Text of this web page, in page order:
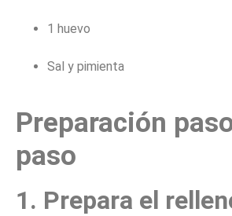
1 huevo
Sal y pimienta
Preparación
paso
1. Prepara el